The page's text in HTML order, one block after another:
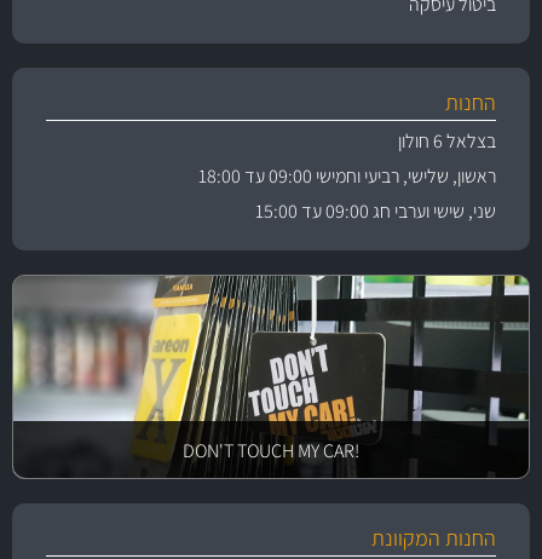
החנות
בצלאל 6 חולון
ראשון, שלישי, רביעי וחמישי 09:00 עד 18:00
שני, שישי וערבי חג 09:00 עד 15:00
!DON'T TOUCH MY CAR
החנות המקוונת